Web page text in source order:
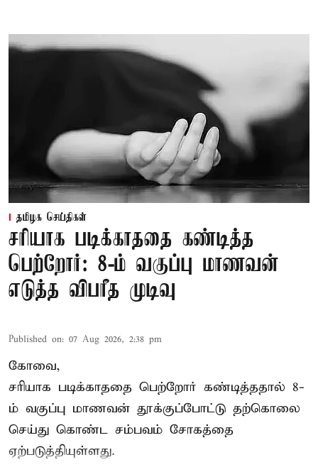
தமிழக செய்திகள்
சரியாக படிக்காததை கண்டித்த
பெற்றோர்: 8-ம் வகுப்பு மாணவன்
எடுத்த விபரீத முடிவு
Published on: 07 Aug 2026, 2:38 pm
கோவை,
சரியாக படிக்காததை பெற்றோர் கண்டித்ததால் 8-
ம் வகுப்பு மாணவன் தூக்குப்போட்டு தற்கொலை
செய்து கொண்ட சம்பவம் சோகத்தை
ஏற்படுத்தியுள்ளது.